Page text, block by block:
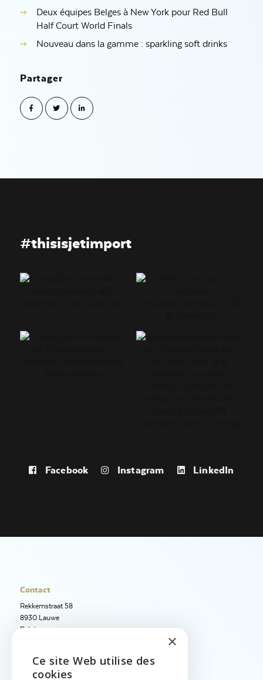
Deux équipes Belges à New York pour Red Bull
Half Court World Finals
Nouveau dans la gamme : sparkling soft drinks
Partager
#thisisjetimport
Facebook Instagram LinkedIn
Contact
Rekkemstraat 58
8930 Lauwe
Belgique
+32 56 50 12 95
info@jetimport.be
ENGLISH
×
Ce site Web utilise des
cookies